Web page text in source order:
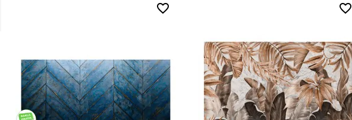
favorite_border favorite_border